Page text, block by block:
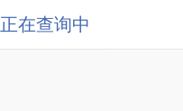
正在查询中